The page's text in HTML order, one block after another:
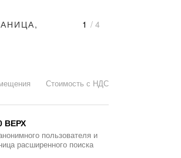
1 / 4
Стоимость с НДС
ВЕРХ
пользователя и
расширенного поиска